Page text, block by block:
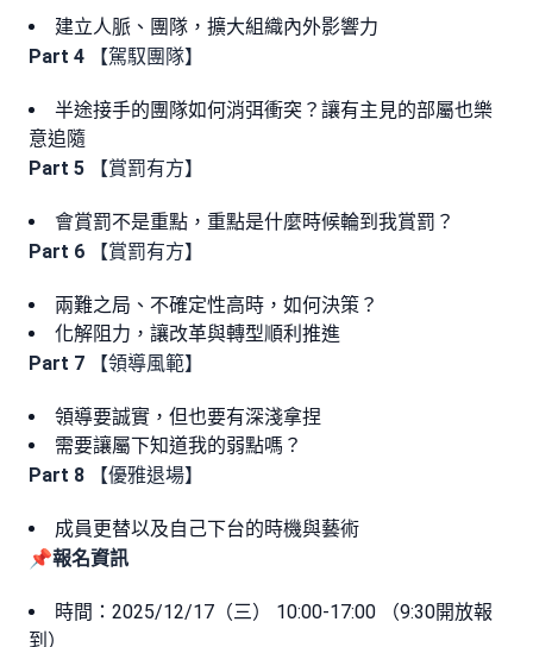
建立人脈、團隊，擴大組織內外影響力
Part 4 【駕馭團隊】
半途接手的團隊如何消弭衝突？讓有主見的部屬也樂
意追隨
Part 5 【賞罰有方】
會賞罰不是重點，重點是什麼時候輪到我賞罰？
Part 6 【賞罰有方】
兩難之局、不確定性高時，如何決策？
化解阻力，讓改革與轉型順利推進
Part 7 【領導風範】
領導要誠實，但也要有深淺拿捏
需要讓屬下知道我的弱點嗎？
Part 8 【優雅退場】
成員更替以及自己下台的時機與藝術
📌報名資訊
時間：2025/12/17（三） 10:00-17:00 （9:30開放報
到）